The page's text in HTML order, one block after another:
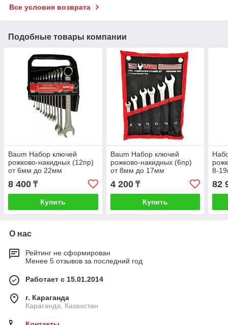
Все условия возврата
Подобные товары компании
Baum Набор ключей
рожково-накидных (12пр)
от 6мм до 22мм
8 400 ₸
Купить
Baum Набор ключей
рожково-накидных (6пр)
от 8мм до 17мм
4 200₸
Купить
8-
82
О нас
Рейтинг не сформирован
Менее 5 отзывов за последний год
Работает с 15.01.2014
г. Караганда
Караганда, Казахстан